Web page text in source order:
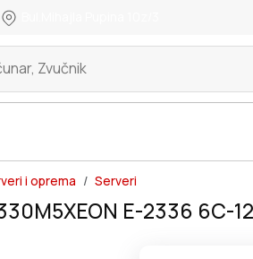
i oprema Serveri
E-2336 6C-